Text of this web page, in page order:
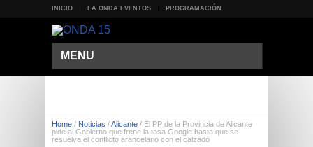
INICIO LA ONDA EVENTOS PROGRAMACIÓN
MENU
Home / Noticias /Alicante / El PP de la Provincia de Alicante
pide al Gobierno que frene la tasa Google hasta que se
resuelva el conflicto arancelario con el calzado